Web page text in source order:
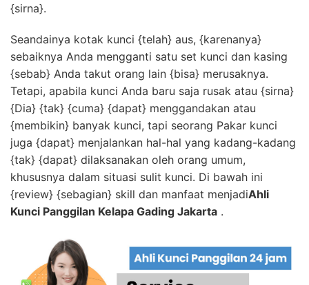
{sirna}.
Seandainya kotak kunci {telah} aus, {karenanya}
sebaiknya Anda mengganti satu set kunci dan kasing
{sebab} Anda takut orang lain {bisa} merusaknya.
Tetapi, apabila kunci Anda baru saja rusak atau {sirna}
{Dia} {tak} {cuma} {dapat} menggandakan atau
{membikin} banyak kunci, tapi seorang Pakar kunci
juga {dapat} menjalankan hal-hal yang kadang-kadang
{tak} {dapat} dilaksanakan oleh orang umum,
khususnya dalam situasi sulit kunci. Di bawah ini
{review} {sebagian} skill dan manfaat menjadiAhli
Kunci Panggilan Kelapa Gading Jakarta .